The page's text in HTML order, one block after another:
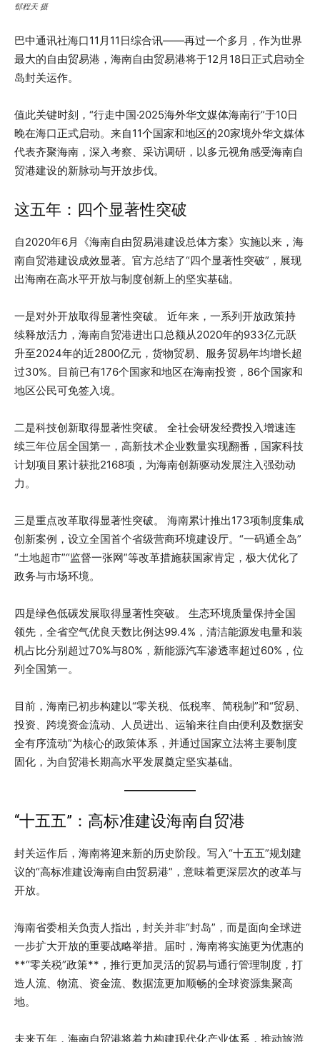
郁程天 摄
巴中通讯社海口11月11日综合讯——再过一个多月，作为世界
最大的自由贸易港，海南自由贸易港将于12月18日正式启动全
岛封关运作。
值此关键时刻，“行走中国·2025海外华文媒体海南行”于10日
晚在海口正式启动。来自11个国家和地区的20家境外华文媒体
代表齐聚海南，深入考察、采访调研，以多元视角感受海南自
贸港建设的新脉动与开放步伐。
这五年：四个显著性突破
自2020年6月《海南自由贸易港建设总体方案》实施以来，海
南自贸港建设成效显著。官方总结了“四个显著性突破”，展现
出海南在高水平开放与制度创新上的坚实基础。
一是对外开放取得显著性突破。 近年来，一系列开放政策持
续释放活力，海南自贸港进出口总额从2020年的933亿元跃
升至2024年的近2800亿元，货物贸易、服务贸易年均增长超
过30%。目前已有176个国家和地区在海南投资，86个国家和
地区公民可免签入境。
二是科技创新取得显著性突破。 全社会研发经费投入增速连
续三年位居全国第一，高新技术企业数量实现翻番，国家科技
计划项目累计获批2168项，为海南创新驱动发展注入强劲动
力。
三是重点改革取得显著性突破。 海南累计推出173项制度集成
创新案例，设立全国首个省级营商环境建设厅。“一码通全岛”
“土地超市”“监督一张网”等改革措施获国家肯定，极大优化了
政务与市场环境。
四是绿色低碳发展取得显著性突破。 生态环境质量保持全国
领先，全省空气优良天数比例达99.4%，清洁能源发电量和装
机占比分别超过70%与80%，新能源汽车渗透率超过60%，位
列全国第一。
目前，海南已初步构建以“零关税、低税率、简税制”和“贸易、
投资、跨境资金流动、人员进出、运输来往自由便利及数据安
全有序流动”为核心的政策体系，并通过国家立法将主要制度
固化，为自贸港长期高水平发展奠定坚实基础。
“十五五”：高标准建设海南自贸港
封关运作后，海南将迎来新的历史阶段。写入“十五五”规划建
议的“高标准建设海南自由贸易港”，意味着更深层次的改革与
开放。
海南省委相关负责人指出，封关并非“封岛”，而是面向全球进
一步扩大开放的重要战略举措。届时，海南将实施更为优惠的
**“零关税”政策**，推行更加灵活的贸易与通行管理制度，打
造人流、物流、资金流、数据流更加顺畅的全球资源集聚高
地。
未来五年，海南自贸港将着力构建现代化产业体系，推动旅游